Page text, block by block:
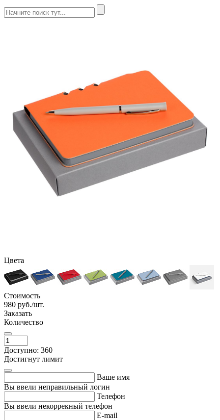
Цвета
Стоимость
980 руб./шт.
Заказать
Количество
Доступно: 360
Достигнут лимит
Ваше имя
Вы ввели неправильный логин
Телефон
Вы ввели некоррекный телефон
E-mail